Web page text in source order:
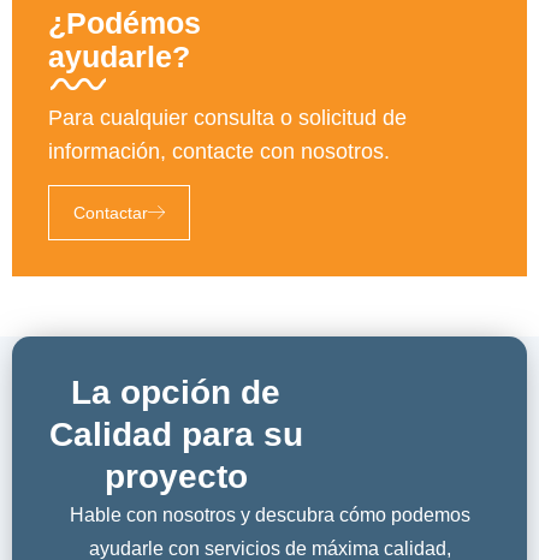
¿Podémos
ayudarle?
Para cualquier consulta o solicitud de
información, contacte con nosotros.
Contactar
La opción de
Calidad para su
proyecto
Hable con nosotros y descubra cómo podemos
ayudarle con servicios de máxima calidad,